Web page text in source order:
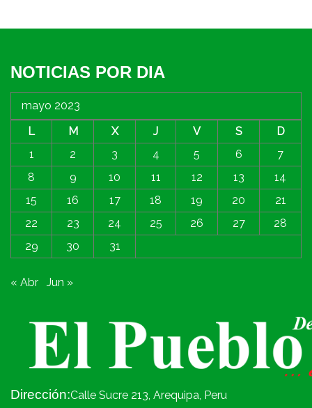
NOTICIAS POR DIA
mayo 2023
L
M X J V S
D
1
2 3 4 5 6
7
8
9 10 11 12 13
14
15
16 17 18 19 20
21
22
23 24 25 26 27
28
29
30 31
« Abr Jun »
Dirección:Calle Sucre 213, Arequipa, Peru